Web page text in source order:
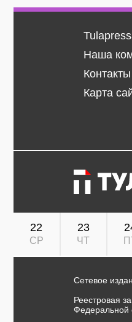
Наша
Контакты
Карта
22
СР
23
ЧТ ПТ
Сетевое
Реестровая
Федеральной